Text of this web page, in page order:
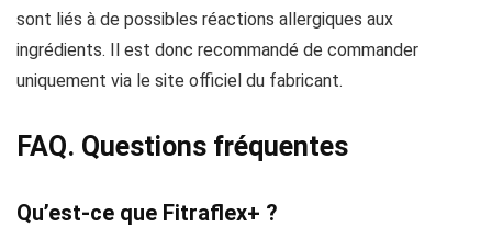
sont liés à de possibles réactions allergiques aux
ingrédients. Il est donc recommandé de commander
uniquement via le site officiel du fabricant.
FAQ. Questions fréquentes
Qu’est-ce que Fitraflex+ ?